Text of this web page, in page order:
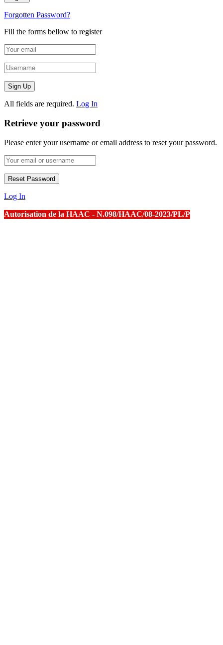
Forgotten Password?
Fill the forms bellow to register
All fields are required. Log In
Retrieve your password
Please enter your username or email address to reset your password.
Log In
Autorisation de la HAAC - N.098/HAAC/08-2023/PL/P